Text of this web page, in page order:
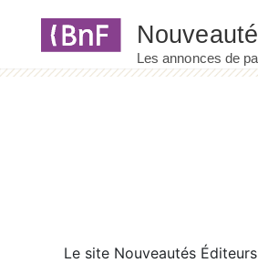
Le site Nouveautés Éditeurs